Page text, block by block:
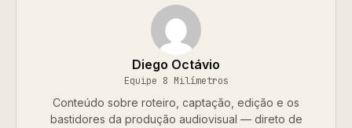
Diego Octávio
Equipe 8 Milímetros
Conteúdo sobre roteiro, captação, edição e os
bastidores da produção audiovisual — direto de